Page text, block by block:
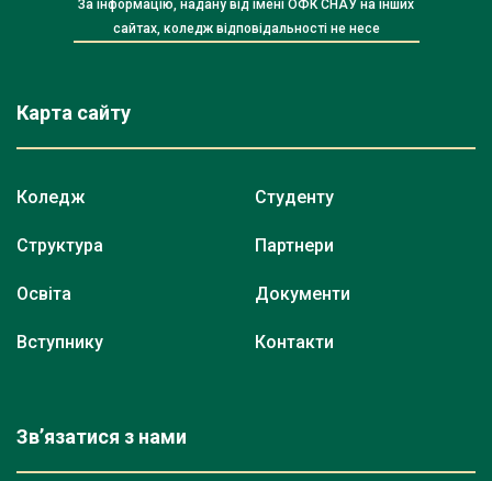
За інформацію, надану від імені ОФК СНАУ на інших
сайтах, коледж відповідальності не несе
Карта сайту
Коледж
Структура
Освіта
Вступнику
Студенту
Партнери
Документи
Контакти
Зв’язатися з нами